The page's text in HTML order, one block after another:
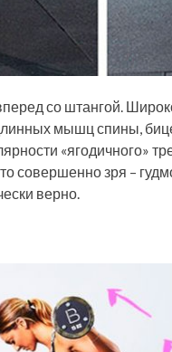
со штангой.
мышц спины,
«ягодичного»
совершенно зря –
верно.